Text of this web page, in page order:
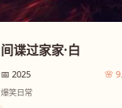
间谍过家家·白
📅 2025 🌸
爆笑日常